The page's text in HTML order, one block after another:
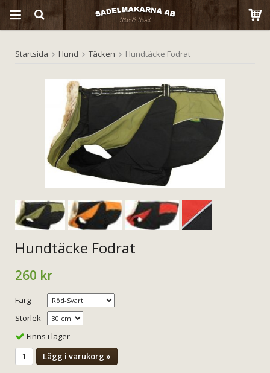
Produkten har blivit tillagd i varukorgen
Startsida Hund Täcken Hundtäcke Fodrat
Hundtäcke Fodrat
260 kr
Färg
Storlek
Finns i lager
Lägg i varukorg »